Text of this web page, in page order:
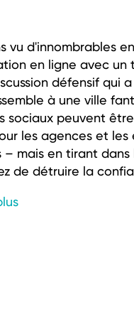
vu d'innombrables
en ligne avec un
défensif qui
à une ville
sociaux peuvent
les agences et les
– mais en tirant dans
de détruire la